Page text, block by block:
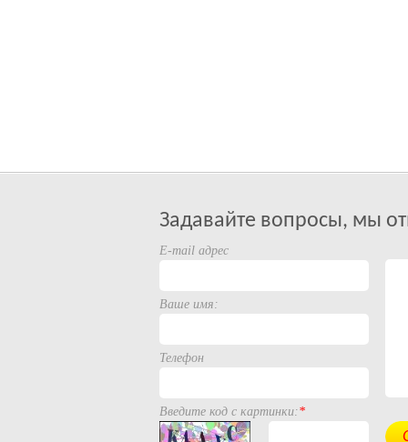
Задавайте вопросы, мы
E-mail адрес
Ваше имя:
Телефон
Введите код с картинки:*